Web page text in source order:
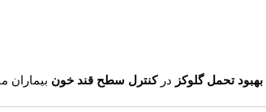
بهبود تحمل گلوکز درکنترل سطح قند خون بیماران مبتلا